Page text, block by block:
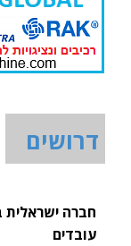
דרושים
חברה
עובדים